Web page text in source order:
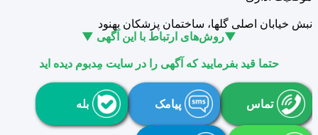
نبش خیابان اصلی گلها، ساختمان پزشکان بهنود
▼روش‌های ارتباط با این آگهی ▼
حتما قید بفرمایید که آگهی را در سایت مِدبوم دیده اید
تماس پیامک بله